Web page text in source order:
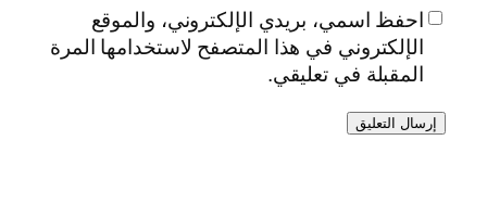
احفظ اسمي، بريدي الإلكتروني، والموقع
الإلكتروني في هذا المتصفح لاستخدامها المرة
المقبلة في تعليقي.